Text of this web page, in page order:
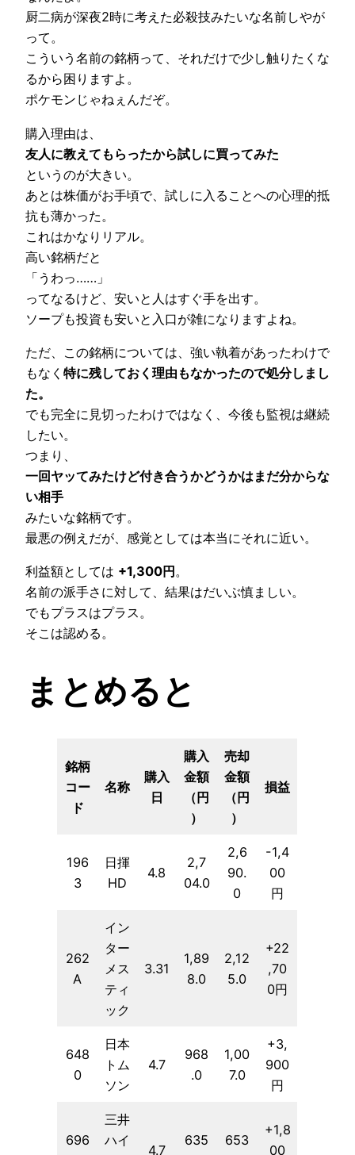
厨二病が深夜2時に考えた必殺技みたいな名前しやが
って。
こういう名前の銘柄って、それだけで少し触りたくな
るから困りますよ。
ポケモンじゃねぇんだぞ。
購入理由は、
友人に教えてもらったから試しに買ってみた
というのが大きい。
あとは株価がお手頃で、試しに入ることへの心理的抵
抗も薄かった。
これはかなりリアル。
高い銘柄だと
「うわっ……」
ってなるけど、安いと人はすぐ手を出す。
ソープも投資も安いと入口が雑になりますよね。
ただ、この銘柄については、強い執着があったわけで
もなく 特に残しておく理由もなかったので処分しまし
た。
でも完全に見切ったわけではなく、今後も監視は継続
したい。
つまり、
一回ヤッてみたけど付き合うかどうかはまだ分からな
い相手
みたいな銘柄です。
最悪の例えだが、感覚としては本当にそれに近い。
利益額としては +1,300円 。
名前の派手さに対して、結果はだいぶ慎ましい。
でもプラスはプラス。
そこは認める。
まとめると
銘柄
コー
ド
名称
購入
日
購入
金額
（円
）
売却
金額
（円
）
損益
196
3
日揮
HD
4.8
2,7
04.0
2,6
90.
0
-1,4
00
円
262
A
イン
ター
メス
ティ
ック
3.31
1,89
8.0
2,12
5.0
+22
,70
0円
648
0
日本
トム
ソン
4.7
968
.0
1,00
7.0
+3,
900
円
696
三井
ハイ
4.7
635
653
+1,8
00